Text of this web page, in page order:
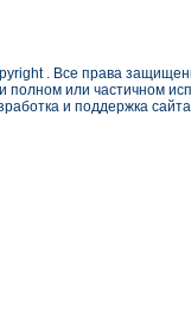
. Все права
полном или частичном
и поддержка